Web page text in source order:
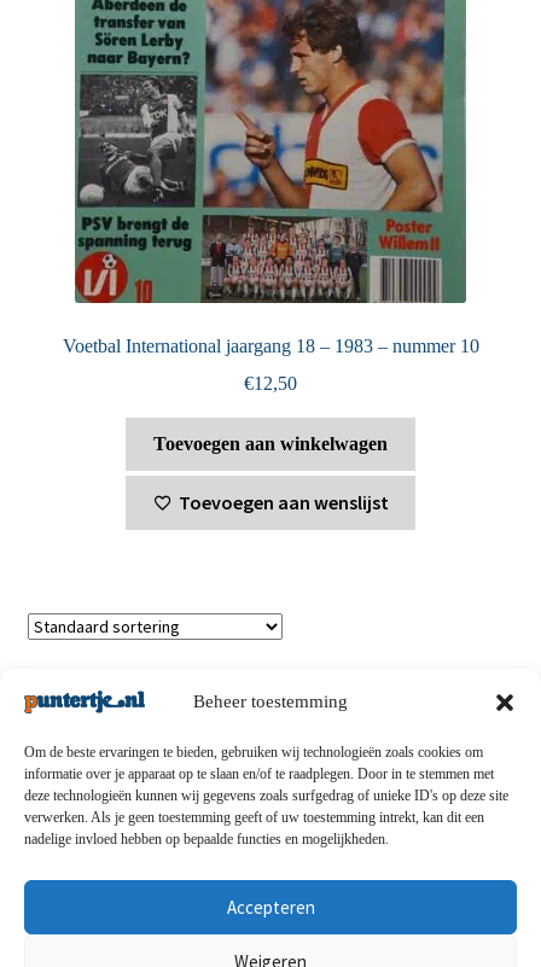
Beheer toestemming
Om de beste ervaringen te bieden, gebruiken wij technologieën zoals cookies om
informatie over je apparaat op te slaan en/of te raadplegen. Door in te stemmen met
deze technologieën kunnen wij gegevens zoals surfgedrag of unieke ID's op deze site
verwerken. Als je geen toestemming geeft of uw toestemming intrekt, kan dit een
nadelige invloed hebben op bepaalde functies en mogelijkheden.
Accepteren
Weigeren
Contact
Voetbal International jaargang 18 – 1983 – nummer 10
€12,50
Toevoegen aan winkelwagen
Toevoegen aan wenslijst
Privacybeleid-Verzending en retouren-Algemene
voorwaarden-Disclaimert-Betaalmethoden-Over ons